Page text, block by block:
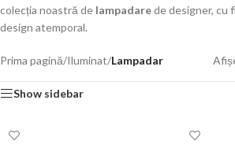
colecția noastră de lampadarede designer, cu
design atemporal.
Prima pagină/Iluminat/Lampadar
Show sidebar